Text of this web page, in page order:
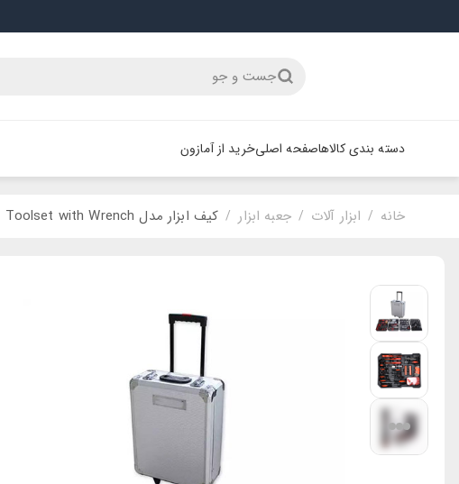
جست و جو
دسته بندی کالاهاصفحه اصلیخرید از آمازون
خانه / ابزار آلات / جعبه ابزار / کیف ابزار مدل Toolset with Wrench